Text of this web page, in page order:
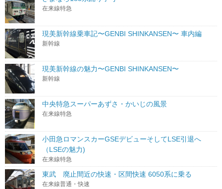
在来線特急
現美新幹線乗車記〜GENBI SHINKANSEN〜 車内編
新幹線
現美新幹線の魅力〜GENBI SHINKANSEN〜
新幹線
中央特急スーパーあずさ・かいじの風景
在来線特急
小田急ロマンスカーGSEデビューそしてLSE引退へ
（LSEの魅力)
在来線特急
東武 廃止間近の快速・区間快速 6050系に乗る
在来線普通・快速